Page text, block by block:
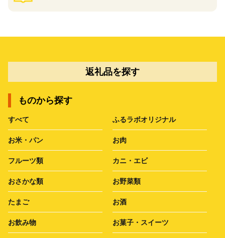
返礼品を探す
ものから探す
すべて ふるラボオリジナル
お米・パン お肉
フルーツ類 カニ・エビ
おさかな類 お野菜類
たまご お酒
お飲み物 お菓子・スイーツ